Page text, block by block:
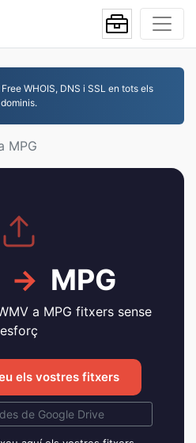
WHOIS, DNS i SSL en tots els
dominis.
MPG
→ MPG
a MPG fitxers sense
esforç
els vostres fitxers
de Google Drive